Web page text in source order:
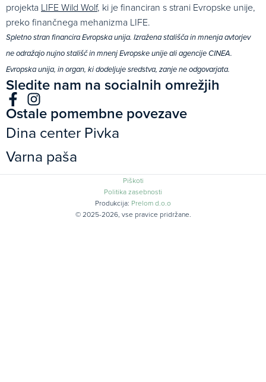
projekta LIFE Wild Wolf, ki je financiran s strani Evropske unije,
preko finančnega mehanizma LIFE.
Spletno stran financira Evropska unija. Izražena stališča in mnenja avtorjev
ne odražajo nujno stališč in mnenj Evropske unije ali agencije CINEA.
Evropska unija, in organ, ki dodeljuje sredstva, zanje ne odgovarjata.
Sledite nam na socialnih omrežjih
Ostale pomembne povezave
Dina center Pivka
Varna paša
© 2025-2026, vse pravice pridržane.
Produkcija: Prelom d.o.o
Politika zasebnosti
Piškoti